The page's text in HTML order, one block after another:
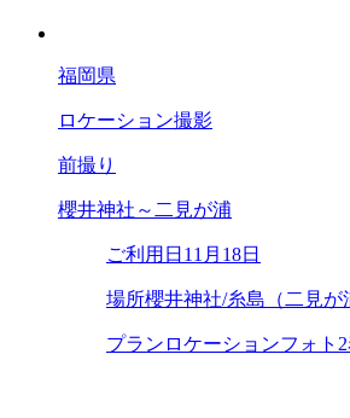
福岡県
ロケーション撮影
前撮り
櫻井神社～二見が浦
ご利用日 11月18日
場所櫻井神社/糸島（二見が
プラン ロケーションフォト